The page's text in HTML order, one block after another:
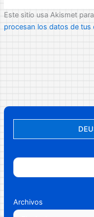
Archivos
Este sitio usa Akismet
procesan los datos de tus